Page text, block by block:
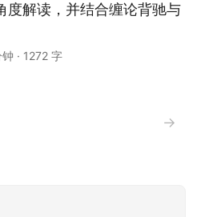
度解读，并结合缠论背驰与
· 1272 字
→